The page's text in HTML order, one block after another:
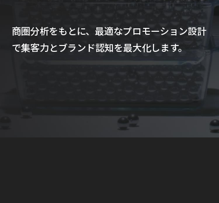
商圏分析をもとに、最適なプロモーション設計
で集客力とブランド認知を最大化します。